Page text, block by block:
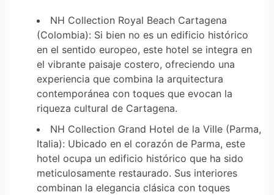
NH Collection Royal Beach Cartagena
(Colombia): Si bien no es un edificio histórico
en el sentido europeo, este hotel se integra en
el vibrante paisaje costero, ofreciendo una
experiencia que combina la arquitectura
contemporánea con toques que evocan la
riqueza cultural de Cartagena.
NH Collection Grand Hotel de la Ville (Parma,
Italia): Ubicado en el corazón de Parma, este
hotel ocupa un edificio histórico que ha sido
meticulosamente restaurado. Sus interiores
combinan la elegancia clásica con toques